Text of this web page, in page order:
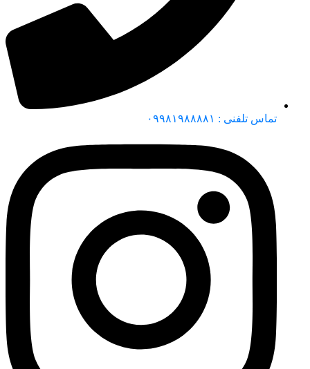
تماس تلفنی : ۰۹۹۸۱۹۸۸۸۸۱